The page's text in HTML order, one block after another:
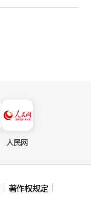
人民网
著作权规定